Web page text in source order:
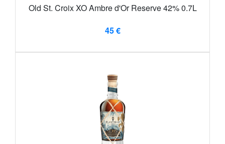
Old St. Croix XO Ambre d'Or Reserve 42% 0.7L
45 €